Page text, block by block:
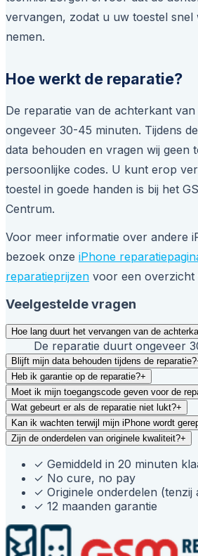
vervangen, zodat u uw toestel
nemen.
Hoe werkt de reparatie?
De reparatie van de achterkant
ongeveer 30-45 minuten. Tijdens
data behouden en vragen wij geen
persoonlijke codes. U kunt erop
toestel in goede handen is bij het
Centrum.
Voor meer informatie over andere
bezoek onze iPhone
reparatieprijzen voor een overzicht
Veelgestelde vragen
Hoe lang duurt het vervangen van de
De reparatie duurt ongeveer
Blijft mijn data behouden tijdens de reparatie?
Heb ik garantie op de reparatie?+
Moet ik mijn toegangscode geven voor de
Wat gebeurt er als de reparatie niet lukt?+
Kan ik wachten terwijl mijn iPhone wordt
Zijn de onderdelen van originele kwaliteit?+
✓ Gemiddeld in 20 minuten
✓ No cure, no pay
✓ Originele onderdelen (tenzij
✓ 12 maanden garantie